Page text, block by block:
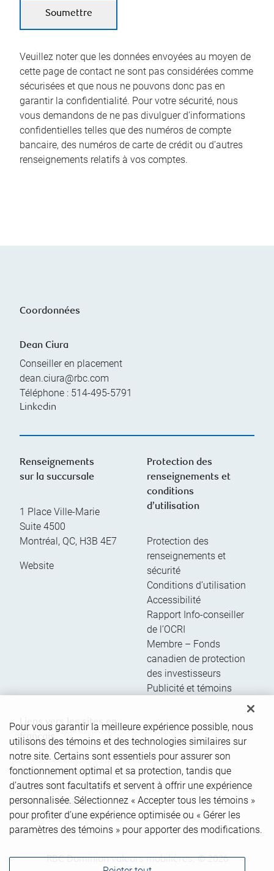
Veuillez noter que les données envoyées au moyen de
cette page de contact ne sont pas considérées comme
sécurisées et que nous ne pouvons donc pas en
garantir la confidentialité. Pour votre sécurité, nous
vous demandons de ne pas divulguer d’informations
confidentielles telles que des numéros de compte
bancaire, des numéros de carte de crédit ou d’autres
renseignements relatifs à vos comptes.
Coordonnées
Dean Ciura
Conseiller en placement
dean.ciura@rbc.com
Téléphone : 514-495-5791
Linkedin
Renseignements
sur la succursale
1 Place Ville-Marie
Suite 4500
Montréal, QC, H3B 4E7
Website
Protection des
renseignements et
conditions
d’utilisation
Protection des
renseignements et
sécurité
Conditions d’utilisation
Accessibilité
Rapport Info-conseiller
de l’OCRI
Membre – Fonds
canadien de protection
des investisseurs
Publicité et témoins
Liens vers les sites en
français
Ouvrir une session
Guide d’ouverture de
session initiale
Vous tenir informé
RBC Dominion valeurs mobilières, © 2026
Pour vous garantir la meilleure expérience possible, nous
utilisons des témoins et des technologies similaires sur
notre site. Certains sont essentiels pour assurer son
fonctionnement optimal et sa protection, tandis que
d’autres sont facultatifs et servent à offrir une expérience
personnalisée. Sélectionnez « Accepter tous les témoins »
pour profiter d’une expérience optimisée ou « Gérer les
paramètres des témoins » pour apporter des modifications.